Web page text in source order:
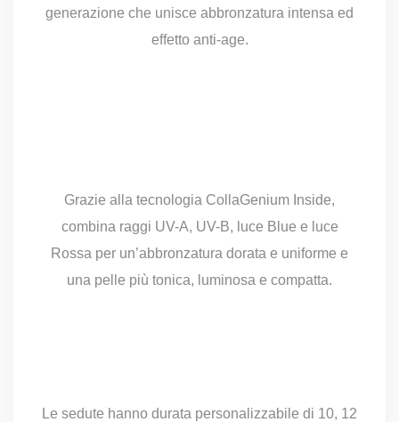
generazione che unisce abbronzatura intensa ed
effetto anti-age.
Grazie alla tecnologia CollaGenium Inside,
combina raggi UV-A, UV-B, luce Blue e luce
Rossa per un’abbronzatura dorata e uniforme e
una pelle più tonica, luminosa e compatta.
Le sedute hanno durata personalizzabile di 10, 12